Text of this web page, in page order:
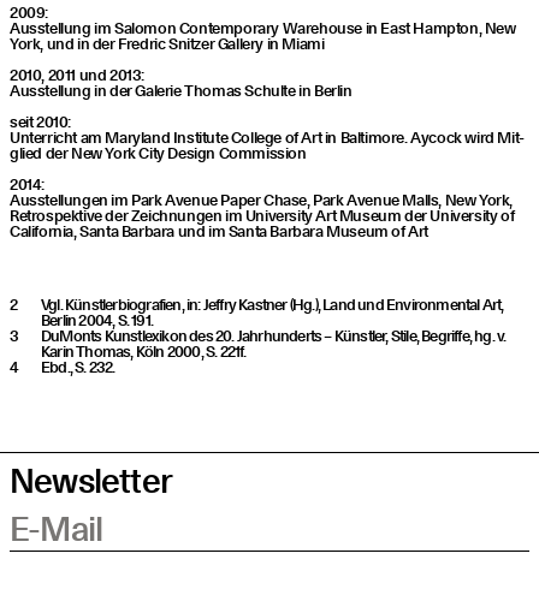
2009:
Aus­stel­lung im Salo­mon Con­tem­po­ra­ry Warehouse in East Hamp­ton, New
York, und in der Fred­ric Snit­zer Gal­lery in Miami
2010, 2011 und 2013:
Aus­stel­lung in der Gale­rie Tho­mas Schul­te in Berlin
seit 2010:
Unter­richt am Mary­land Insti­tu­te Col­lege of Art in Bal­ti­more. Aycock wird Mit­
glied der New York City Design Commission
2014:
Aus­stel­lun­gen im Park Ave­nue Paper Cha­se, Park Ave­nue Malls, New York,
Retro­spek­ti­ve der Zeich­nun­gen im Uni­ver­si­ty Art Muse­um der Uni­ver­si­ty of
Cali­for­nia, San­ta Bar­ba­ra und im San­ta Bar­ba­ra Muse­um of Art
Vgl. Künstlerbiografien, in: Jeffry Kastner (Hg.), Land und Environmental Art,
Berlin 2004, S. 191.
DuMonts Kunstlexikon des 20. Jahrhunderts – Künstler, Stile, Begriffe, hg. v.
Karin Thomas, Köln 2000, S. 221f.
Ebd., S. 232.
Newsletter
E-Mail